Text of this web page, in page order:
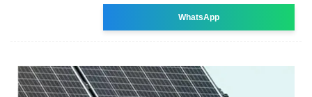
WhatsApp